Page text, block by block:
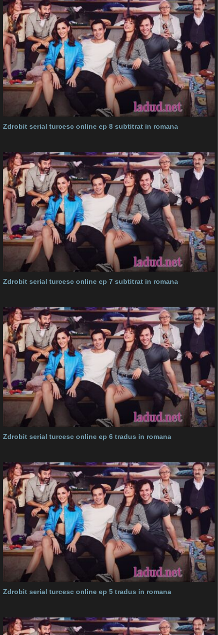
Zdrobit serial turcesc online ep 8 subtitrat in romana
Zdrobit serial turcesc online ep 7 subtitrat in romana
Zdrobit serial turcesc online ep 6 tradus in romana
Zdrobit serial turcesc online ep 5 tradus in romana